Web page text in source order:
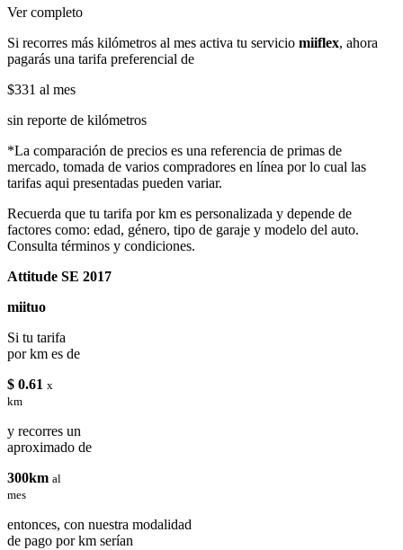
Ver completo
Si recorres más kilómetros al mes activa tu servicio miiflex, ahora
pagarás una tarifa preferencial de
$331 al mes
sin reporte de kilómetros
*La comparación de precios es una referencia de primas de
mercado, tomada de varios compradores en línea por lo cual las
tarifas aqui presentadas pueden variar.
Recuerda que tu tarifa por km es personalizada y depende de
factores como: edad, género, tipo de garaje y modelo del auto.
Consulta términos y condiciones.
Attitude SE 2017
miituo
Si tu tarifa
por km es de
$ 0.61 x
km
y recorres un
aproximado de
300km al
mes
entonces, con nuestra modalidad
de pago por km serían